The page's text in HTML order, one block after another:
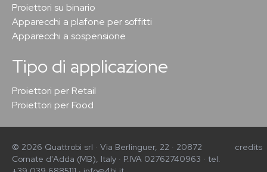
Proiettori su binario
Apparecchi a plafone per soffitti
Apparecchi a sospensione
Tipo di applicazione
Proiettori per Retail
Proiettori per Food
© 2026 Quattrobi srl · Via Berlinguer, 22 · 20872
Cornate d'Adda (MB), Italy · P.IVA 02762740963 · tel.
credits